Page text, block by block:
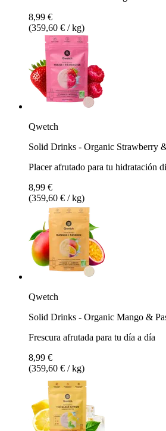
8,99 €
(359,60 € / kg)
Qwetch
Solid Drinks - Organic Strawberry
Placer afrutado para tu hidratación
8,99 €
(359,60 € / kg)
Qwetch
Solid Drinks - Organic Mango &
Frescura afrutada para tu día a día
8,99 €
(359,60 € / kg)